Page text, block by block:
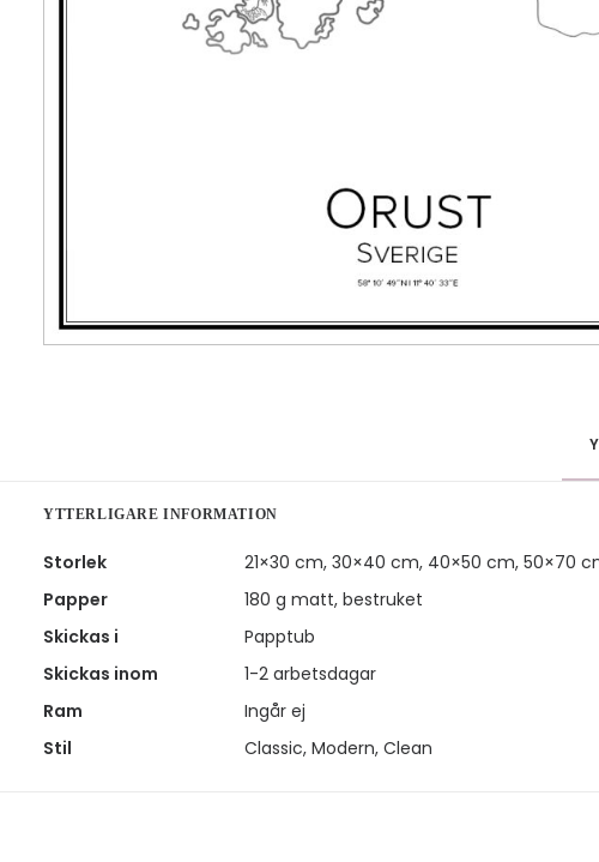
YTTERLIGARE INFORMATION
Storlek
21×30 cm, 30×40 cm, 40×50 cm, 50×70
Papper
180 g matt, bestruket
Skickas i
Papptub
Skickas inom
1-2 arbetsdagar
Ram
Ingår ej
Stil
Classic, Modern, Clean